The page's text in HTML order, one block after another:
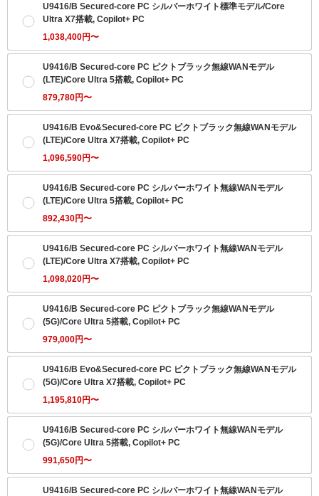
U9416/B Secured-core PC シルバーホワイト標準モデル/Core
Ultra X7搭載, Copilot+ PC
1,038,400円〜
U9416/B Secured-core PC ピクトブラック無線WANモデル
(LTE)/Core Ultra 5搭載, Copilot+ PC
879,780円〜
U9416/B Evo&Secured-core PC ピクトブラック無線WANモデル
(LTE)/Core Ultra X7搭載, Copilot+ PC
1,096,590円〜
U9416/B Secured-core PC シルバーホワイト無線WANモデル
(LTE)/Core Ultra 5搭載, Copilot+ PC
892,430円〜
U9416/B Secured-core PC シルバーホワイト無線WANモデル
(LTE)/Core Ultra X7搭載, Copilot+ PC
1,098,020円〜
U9416/B Secured-core PC ピクトブラック無線WANモデル
(5G)/Core Ultra 5搭載, Copilot+ PC
979,000円〜
U9416/B Evo&Secured-core PC ピクトブラック無線WANモデル
(5G)/Core Ultra X7搭載, Copilot+ PC
1,195,810円〜
U9416/B Secured-core PC シルバーホワイト無線WANモデル
(5G)/Core Ultra 5搭載, Copilot+ PC
991,650円〜
U9416/B Secured-core PC シルバーホワイト無線WANモデル